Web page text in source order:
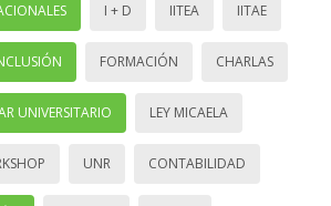
I + D IITEA IITAE
FORMACIÓN CHARLAS
UNIVERSITARIO LEY MICAELA
UNR CONTABILIDAD